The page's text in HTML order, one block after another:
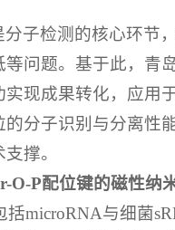
分子检测的核心环节
等问题。基于此，青
实现成果转化，应用
的分子识别与分离性
撑。
O-P配位键的磁性纳
括microRNA与细菌